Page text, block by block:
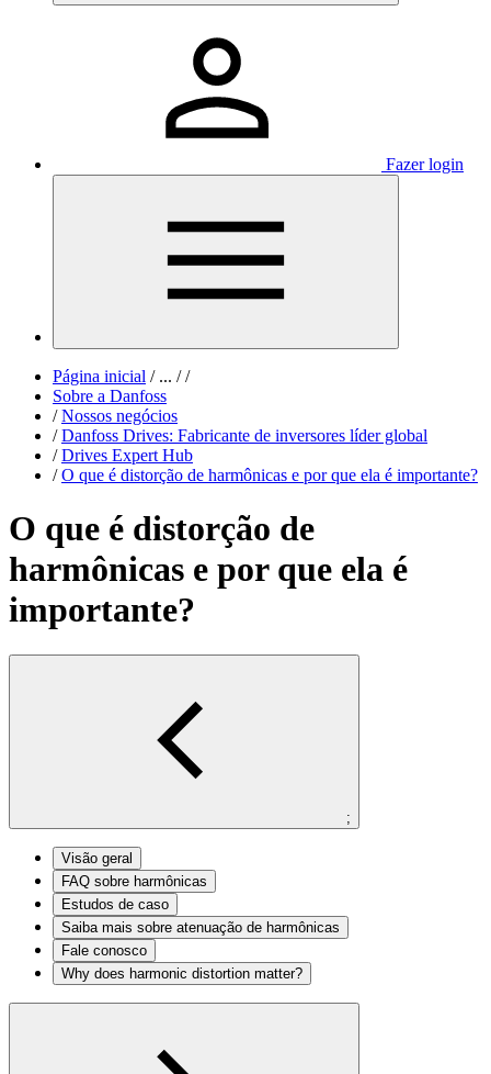
Fazer login
Página inicial /... / /
Sobre a Danfoss
/ Nossos negócios
/ Danfoss Drives: Fabricante de inversores líder global
/ Drives Expert Hub
/ O que é distorção de harmônicas e por que ela é importante?
O que é distorção de
harmônicas e por que ela é
importante?
;
Visão geral
FAQ sobre harmônicas
Estudos de caso
Saiba mais sobre atenuação de harmônicas
Fale conosco
Why does harmonic distortion matter?